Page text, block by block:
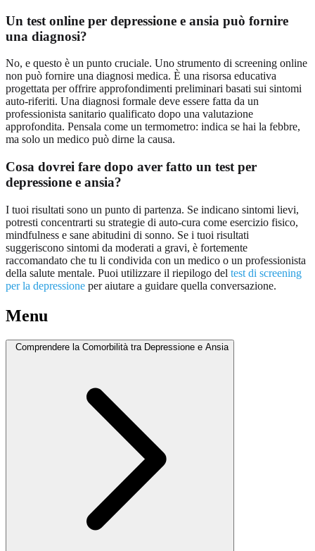
Un test online per depressione e ansia può fornire
una diagnosi?
No, e questo è un punto cruciale. Uno strumento di screening online
non può fornire una diagnosi medica. È una risorsa educativa
progettata per offrire approfondimenti preliminari basati sui sintomi
auto-riferiti. Una diagnosi formale deve essere fatta da un
professionista sanitario qualificato dopo una valutazione
approfondita. Pensala come un termometro: indica se hai la febbre,
ma solo un medico può dirne la causa.
Cosa dovrei fare dopo aver fatto un test per
depressione e ansia?
I tuoi risultati sono un punto di partenza. Se indicano sintomi lievi,
potresti concentrarti su strategie di auto-cura come esercizio fisico,
mindfulness e sane abitudini di sonno. Se i tuoi risultati
suggeriscono sintomi da moderati a gravi, è fortemente
raccomandato che tu li condivida con un medico o un professionista
della salute mentale. Puoi utilizzare il riepilogo del test di screening
per la depressione per aiutare a guidare quella conversazione.
Menu
Comprendere la Comorbilità tra Depressione e Ansia